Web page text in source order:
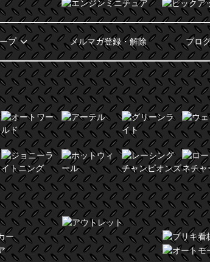
プ メルマガ登録・解除 ブロ